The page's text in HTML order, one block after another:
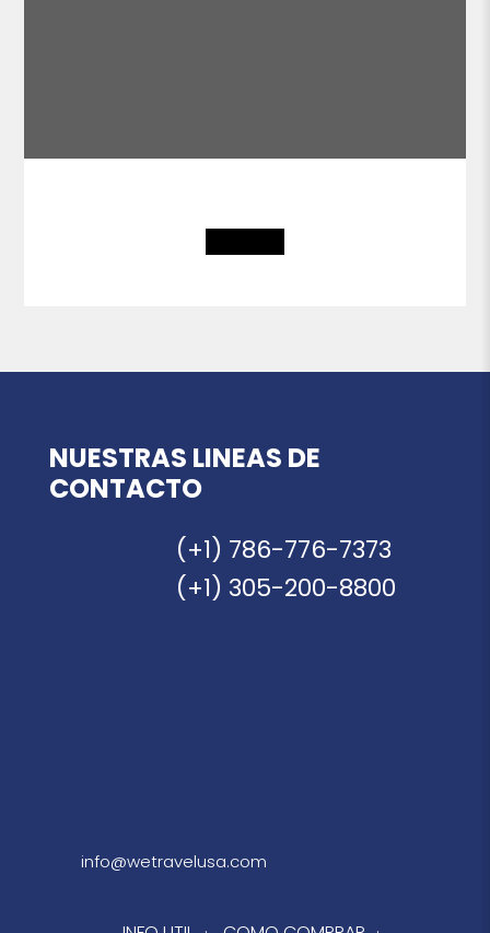
NUESTRAS LINEAS DE
CONTACTO
(+1) 786-776-7373
(+1) 305-200-8800
info@wetravelusa.com